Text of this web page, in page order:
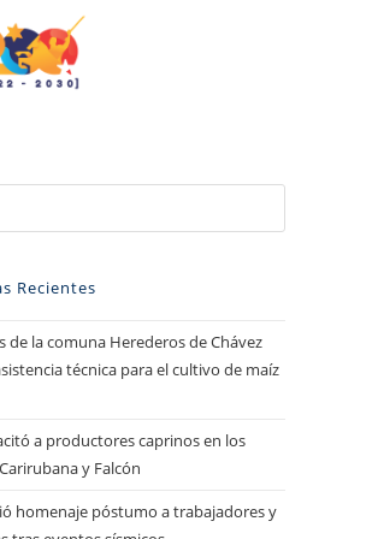
Recientes
de la comuna Herederos de Chávez
técnica para el cultivo de maíz
a productores caprinos en los
y Falcón
homenaje póstumo a trabajadores y